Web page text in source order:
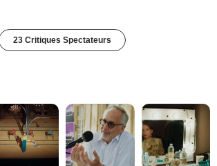
23 Critiques Spectateurs